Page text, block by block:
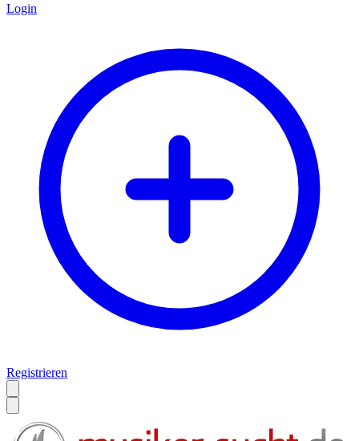
Login
Registrieren